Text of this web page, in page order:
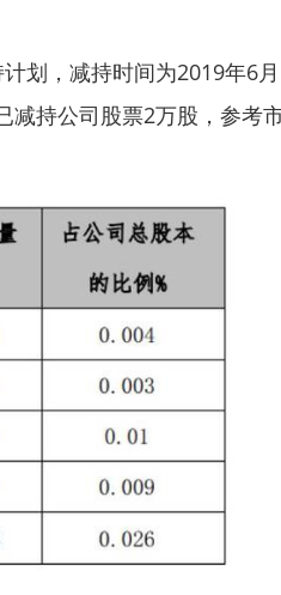
划，减持时间为2019年6月
减持公司股票2万股，参考